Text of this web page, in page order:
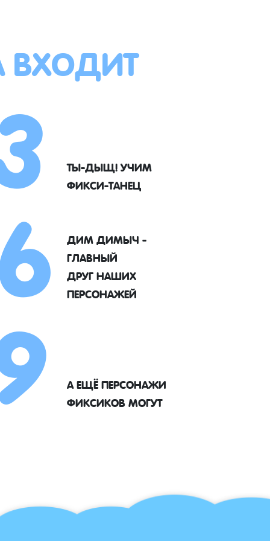
ТЫ-ДЫЩ! УЧИМ
ФИКСИ-ТАНЕЦ
ДИМ ДИМЫЧ -
ГЛАВНЫЙ
ДРУГ НАШИХ
ПЕРСОНАЖЕЙ
А ЕЩЁ ПЕРСОНАЖИ
ФИКСИКОВ МОГУТ